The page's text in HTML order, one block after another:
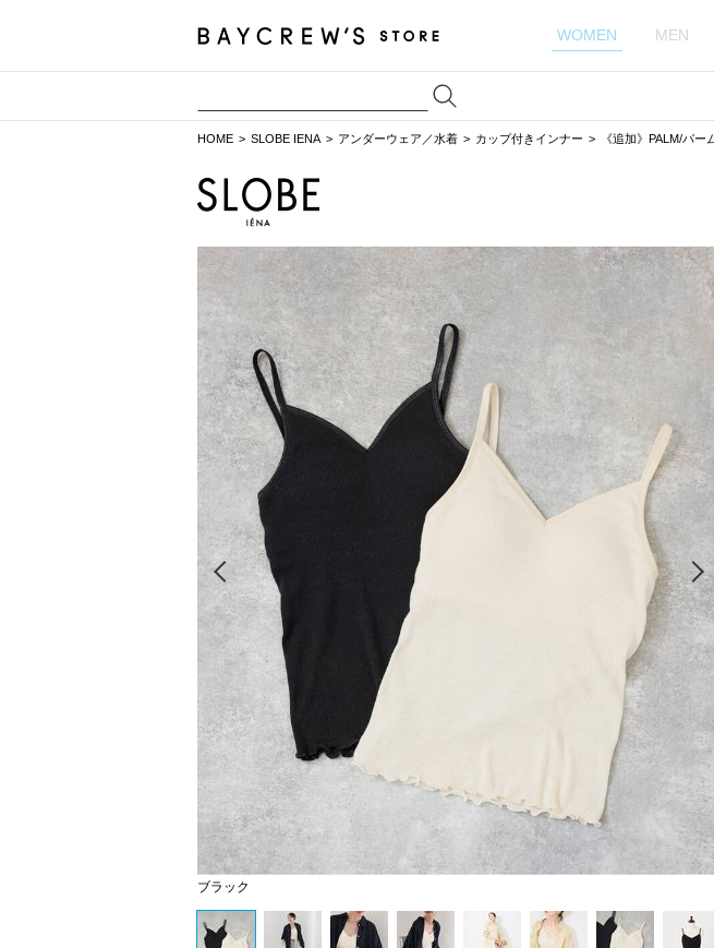
WOMEN MEN
HOME SLOBE IENA アンダーウェア／水着 カップ付きインナー 《追加》PALM/パ
ブラック
Prev